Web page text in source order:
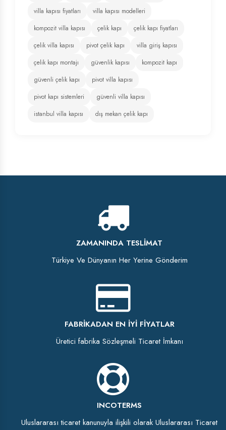
villa kapısı fiyatları
villa kapısı modelleri
kompozit villa kapısı
çelik kapı
çelik kapı fiyatları
çelik villa kapısı
pivot çelik kapı
villa giriş kapısı
çelik kapı montajı
güvenlik kapısı
kompozit kapı
güvenli çelik kapı
pivot villa kapısı
pivot kapı sistemleri
güvenli villa kapısı
istanbul villa kapısı
dış mekan çelik kapı
ZAMANINDA TESLIMAT
Türkiye Ve Dünyanın Her Yerine Gönderim
FABRIKADAN EN İYI FIYATLAR
Üretici fabrika Sözleşmeli Ticaret İmkanı
INCOTERMS
Uluslararası ticaret kanunuyla ilişkili olarak Uluslararası Ticaret